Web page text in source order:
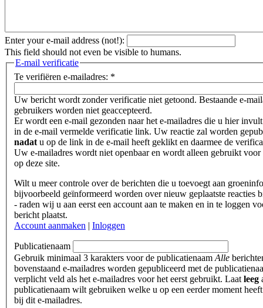
Enter your e-mail address (not!):
This field should not even be visible to humans.
E-mail verificatie
Te verifiëren e-mailadres: *
Uw bericht wordt zonder verificatie niet getoond. Bestaande e-
gebruikers worden niet geaccepteerd.
Er wordt een e-mail gezonden naar het e-mailadres die u hier
in de e-mail vermelde verificatie link. Uw reactie zal worden
nadat u op de link in de e-mail heeft geklikt en daarmee de
Uw e-mailadres wordt niet openbaar en wordt alleen gebruikt voor
op deze site.
Wilt u meer controle over de berichten die u toevoegt aan
bijvoorbeeld geïnformeerd worden over nieuw geplaatste reacties
- raden wij u aan eerst een account aan te maken en in te loggen
bericht plaatst.
Account aanmaken | Inloggen
Publicatienaam
Gebruik minimaal 3 karakters voor de publicatienaam Alle
bovenstaand e-mailadres worden gepubliceerd met de
verplicht veld als het e-mailadres voor het eerst gebruikt. Laat leeg
publicatienaam wilt gebruiken welke u op een eerder moment
bij dit e-mailadres.